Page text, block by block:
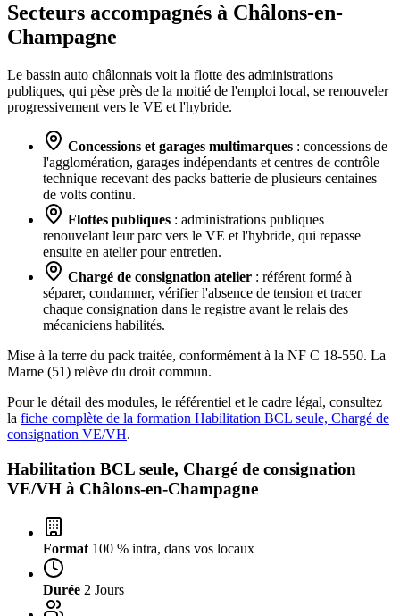
Secteurs accompagnés à Châlons-en-
Champagne
Le bassin auto châlonnais voit la flotte des administrations
publiques, qui pèse près de la moitié de l'emploi local, se renouveler
progressivement vers le VE et l'hybride.
Concessions et garages multimarques : concessions de
l'agglomération, garages indépendants et centres de contrôle
technique recevant des packs batterie de plusieurs centaines
de volts continu.
Flottes publiques : administrations publiques
renouvelant leur parc vers le VE et l'hybride, qui repasse
ensuite en atelier pour entretien.
Chargé de consignation atelier : référent formé à
séparer, condamner, vérifier l'absence de tension et tracer
chaque consignation dans le registre avant le relais des
mécaniciens habilités.
Mise à la terre du pack traitée, conformément à la NF C 18-550. La
Marne (51) relève du droit commun.
Pour le détail des modules, le référentiel et le cadre légal, consultez
la fiche complète de la formation Habilitation BCL seule, Chargé de
consignation VE/VH.
Habilitation BCL seule, Chargé de consignation
VE/VH à Châlons-en-Champagne
Format 100 % intra, dans vos locaux
Durée 2 Jours